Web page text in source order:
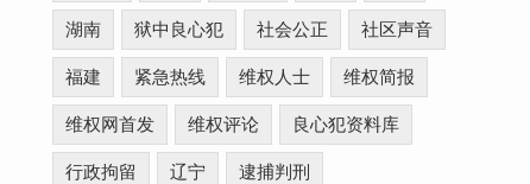
湖南 狱中良心犯 社会公正 社区声音
福建 紧急热线 维权人士 维权简报
维权网首发 维权评论 良心犯资料库
行政拘留 辽宁 逮捕判刑